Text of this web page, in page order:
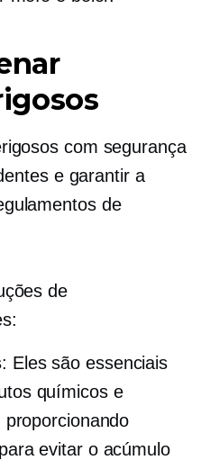
com segurança
e garantir a
de
de
: Eles são essenciais
químicos e
evitar o acúmulo